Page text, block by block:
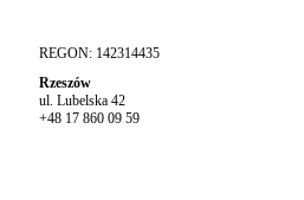
REGON: 142314435
Rzeszów
ul. Lubelska 42
+48 17 860 09 59